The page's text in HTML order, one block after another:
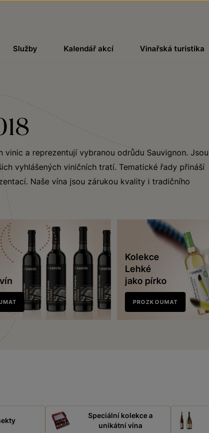
Služby Kalendář akcí Vinařská turistika
a reprezentují vybranou odrůdu Sauvignon. Jsou
vyhlášených viničních tratí. Tematické řady přináší
Naše vína jsou zárukou kvality i tradičního
Kolekce
Lehké
jako pírko
PROZKOUMAT
Speciální kolekce a
unikátní vína